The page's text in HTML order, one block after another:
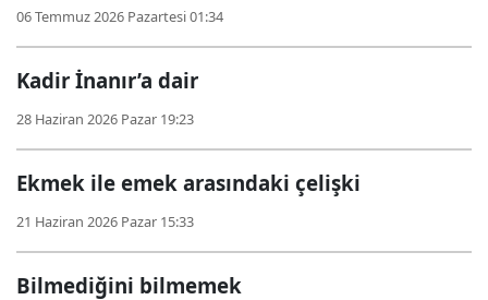
06 Temmuz 2026 Pazartesi 01:34
Kadir İnanır’a dair
28 Haziran 2026 Pazar 19:23
Ekmek ile emek arasındaki çelişki
21 Haziran 2026 Pazar 15:33
Bilmediğini bilmemek